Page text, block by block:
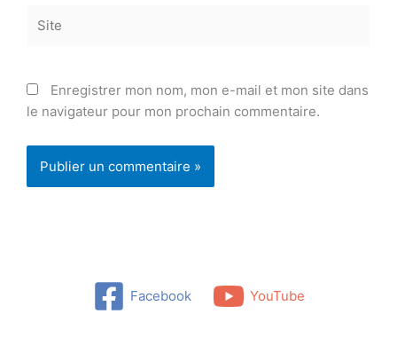
Enregistrer mon nom, mon e-mail et mon site dans
le navigateur pour mon prochain commentaire.
Facebook YouTube